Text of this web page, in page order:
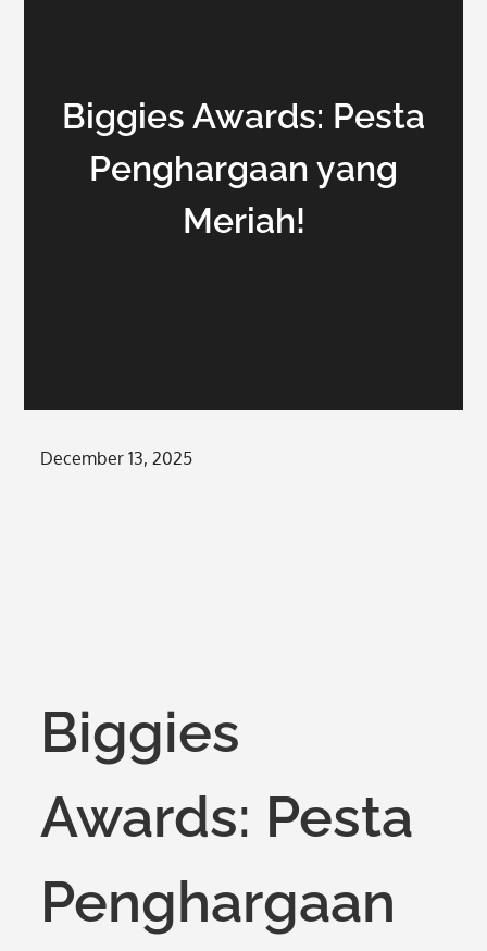
Biggies Awards: Pesta
Penghargaan yang
Meriah!
Posted
December 13, 2025
Biggies
Awards: Pesta
Penghargaan